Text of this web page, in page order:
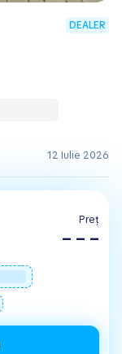
DEALER
12 Iulie 2026
Preț
– – –